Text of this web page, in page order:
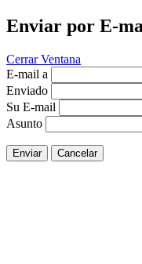
Enviar por E-
Cerrar Ventana
E-mail a
Enviado
Su E-mail
Asunto
Enviar Cancelar